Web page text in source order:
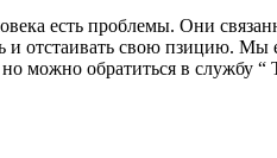
есть проблемы. Они
и отстаивать свою пзицию.
можно обратиться в службу